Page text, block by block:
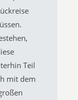
Teil
mit dem